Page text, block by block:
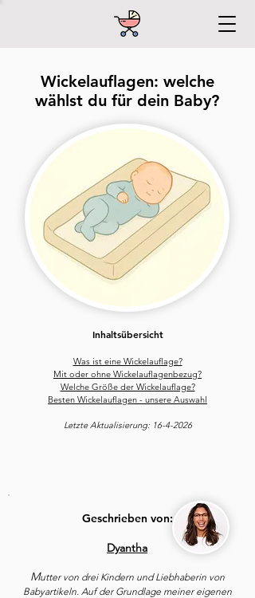
Wickelauflagen: welche
wählst du für dein Baby?
Inhaltsübersicht
Was ist eine Wickelauflage?
Mit oder ohne Wickelauflagenbezug?
Welche Größe der Wickelauflage?
Besten Wickelauflagen - unsere Auswahl
Letzte Aktualisierung: 16-4-2026
Geschrieben von:
Dyantha
Mutter von drei Kindern und Liebhaberin von
Babyartikeln. Auf der Grundlage meiner eigenen